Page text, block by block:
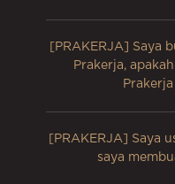
[PRAKERJA] Saya
Prakerja,
[PRAKERJA] Saya
saya